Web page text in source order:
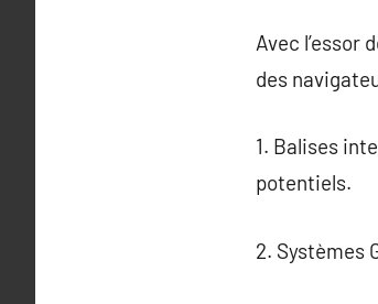
Avec l’essor
des
1. Balises
potentiels.
2. Systèmes